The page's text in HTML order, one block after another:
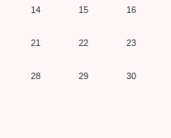
14 15 16
21 22 23
28 29 30